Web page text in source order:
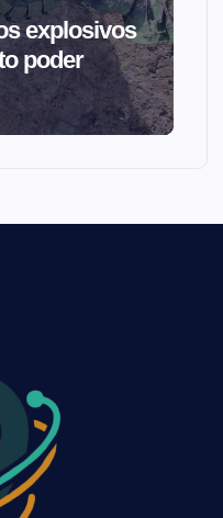
explosivos
poder